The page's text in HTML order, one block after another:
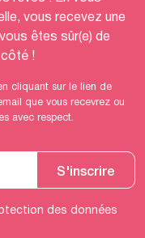
vous recevez une
êtes sûr(e) de
!
cliquant sur le lien de
que vous recevrez ou
avec respect.
S'inscrire
des données